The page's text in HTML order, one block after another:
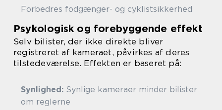
Forbedres fodgænger- og cyklistsikkerhed
Psykologisk og forebyggende effekt
Selv bilister, der ikke direkte bliver
registreret af kameraet, påvirkes af deres
tilstedeværelse. Effekten er baseret på:
Synlighed: Synlige kameraer minder bilister
om reglerne